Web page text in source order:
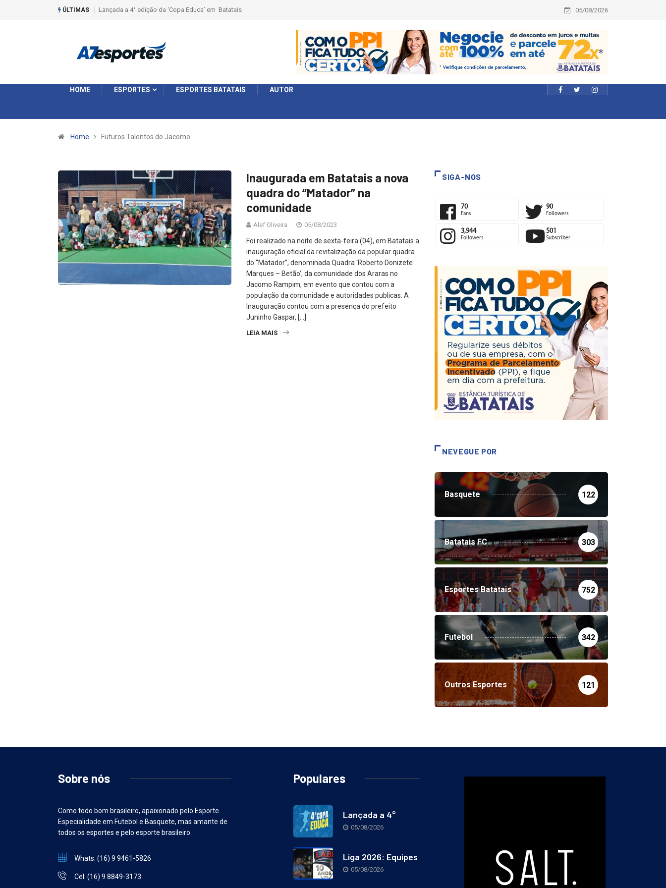
ÚLTIMAS Lançada a 4° edição da ‘Copa Educa’ em Batatais 05/08/2026
HOME ESPORTES ESPORTES BATATAIS AUTOR
Home Futuros Talentos do Jacomo
Inaugurada em Batatais a nova
quadra do “Matador” na
comunidade
Alef Oliveira 05/08/2023
Foi realizado na noite de sexta-feira (04), em Batatais a
inauguração oficial da revitalização da popular quadra
do “Matador”, denominada Quadra ‘Roberto Donizete
Marques – Betão’, da comunidade dos Araras no
Jacomo Rampim, em evento que contou com a
população da comunidade e autoridades publicas. A
Inauguração contou com a presença do prefeito
Juninho Gaspar, […]
LEIA MAIS
SIGA-NOS
70
Fans
90
Followers
3,944
Followers
501
Subscriber
NEVEGUE POR
Basquete 122
Batatais FC 303
Esportes Batatais 752
Futebol 342
Outros Esportes 121
Sobre nós
Como todo bom brasileiro, apaixonado pelo Esporte.
Especialidade em Futebol e Basquete, mas amante de
todos os esportes e pelo esporte brasileiro.
Whats: (16) 9 9461-5826
Cel: (16) 9 8849-3173
Populares
Lançada a 4°
05/08/2026
Liga 2026: Equipes
05/08/2026